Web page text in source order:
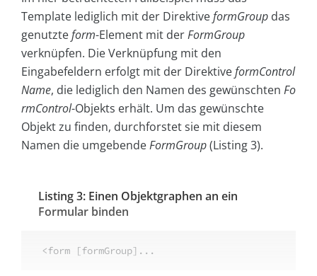
Template lediglich mit der DirektiveformGroup das
genutzteform-Element mit derFormGroup
verknüpfen. Die Verknüpfung mit den
Eingabefeldern erfolgt mit der DirektiveformControl
Name, die lediglich den Namen des gewünschten Fo
rmControl-Objekts erhält. Um das gewünschte
Objekt zu finden, durchforstet sie mit diesem
Namen die umgebendeFormGroup(Listing 3).
Listing 3: Einen Objektgraphen an ein
Formular binden
<form [formGroup]...